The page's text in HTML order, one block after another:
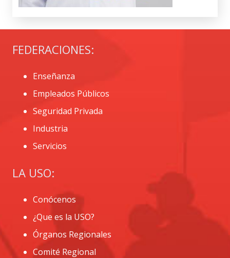
FEDERACIONES:
Enseñanza
Empleados Públicos
Seguridad Privada
Industria
Servicios
LA USO:
Conócenos
¿Que es la USO?
Órganos Regionales
Comité Regional